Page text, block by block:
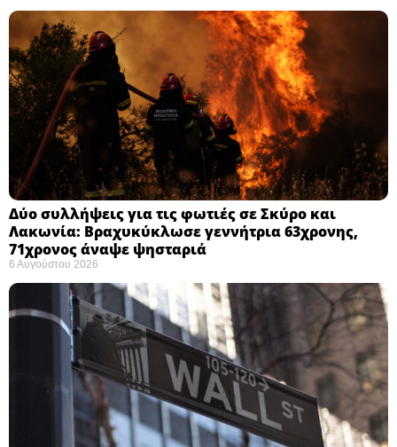
Δύο συλλήψεις για τις φωτιές σε Σκύρο και
Λακωνία: Βραχυκύκλωσε γεννήτρια 63χρονης,
71χρονος άναψε ψησταριά
6 Αυγούστου 2026